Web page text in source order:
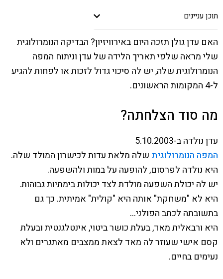
תוכן עניינים
האם עדן גולן תזכה היום באירוויזיון? הבדיקה הנומרולוגית
שלי מראה שלפי תאריך הלידה של עדן וניתוח המפה
הנומרולוגית שלה, יש לה סיכוי גדול לזכות או לפחות להגיע
ל-4 המקומות הראשונים.
מה סוד הצלחתה?
עדן נולדה ב-5.10.2003
המפה הנומרולוגית שלה מלאת עדות לכישרון המולד שלה.
היא נולדה לפרסום, להופעה על במות ולהשפעה.
יש לה יכולת השפעה מולדת לצד יכולות בימתיות גבוהות.
היא לא "משחקת" אותה היא "קולית" אמיתית. כך גם
בתשובתה לכתב הפולני…
היא ורבאלית מאד, בעלת כושר ביטוי, אינטלגנטית ובעלת
קסם אישי שעוזר לה מאד לצאת ממצבים מאתגרים ולא
נעימים בחיים.